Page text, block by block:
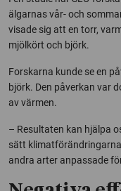
älgarnas vår- och
visade sig att en torr,
mjölkört och björk.
Forskarna kunde se en
björk. Den påverkan var
av värmen.
– Resultaten kan hjälpa
sätt
andra arter anpassade